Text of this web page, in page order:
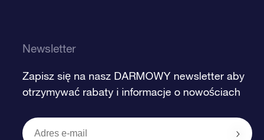
Newsletter
Zapisz się na nasz DARMOWY newsletter aby
otrzymywać rabaty i informacje o nowościach